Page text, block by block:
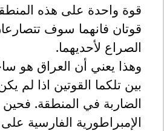
قوة واحدة على هذه
قوتان فانهما سوف
الصراع لأحديهما.
وهذا يعني أن العراق هو
بين تلكما القوتين اذا لم
الضاربة في المنطقة.
الإمبراطورية الفارسية